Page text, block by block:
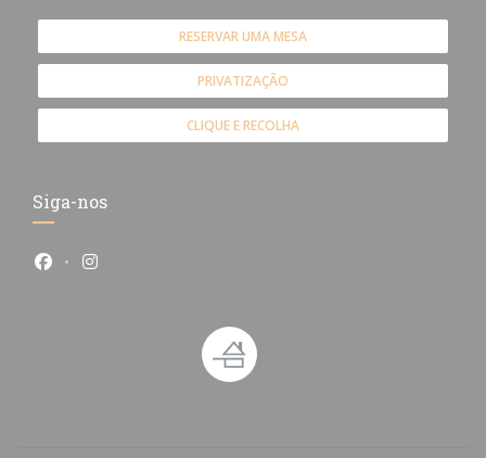
RESERVAR UMA MESA
PRIVATIZAÇÃO
CLIQUE E RECOLHA
Siga-nos
Facebook ((abre numa nova janela))
Instagram ((abre numa nova janela))